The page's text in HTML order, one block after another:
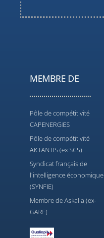
MEMBRE DE
Pôle de compétitivité
CAPENERGIES
Pôle de compétitivité
AKTANTIS (ex SCS)
Syndicat français de
l'intelligence économique
(SYNFIE)
Membre de Askalia (ex-
GARF)